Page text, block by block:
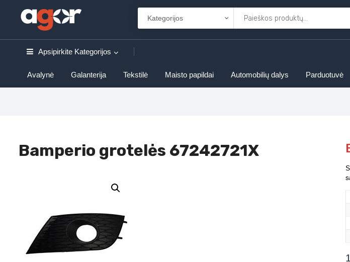
Apsipirkite Kategorijos
Avalynė Galanterija Tekstilė Maisto papildai Automobilių dalys Parduotuvė
Bamperio grotelės 67242721X